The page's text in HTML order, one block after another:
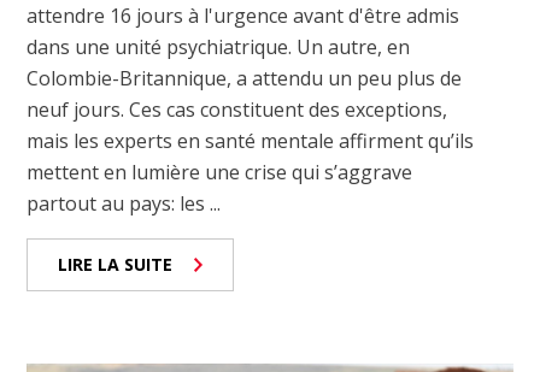
attendre 16 jours à l'urgence avant d'être admis
dans une unité psychiatrique. Un autre, en
Colombie-Britannique, a attendu un peu plus de
neuf jours. Ces cas constituent des exceptions,
mais les experts en santé mentale affirment qu’ils
mettent en lumière une crise qui s’aggrave
partout au pays: les ...
LIRE LA SUITE